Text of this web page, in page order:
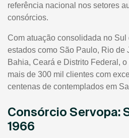
referência nacional nos setores
consórcios.
Com atuação consolidada no
estados como São Paulo, Rio de
Bahia, Ceará e Distrito Federal,
mais de 300 mil clientes com
centenas de contemplados em
Consórcio Servopa:
1966